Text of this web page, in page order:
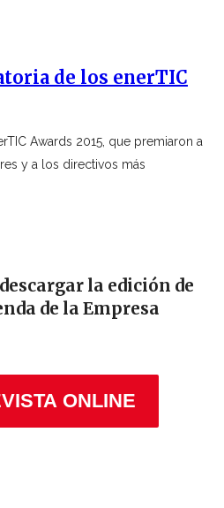
de los enerTIC
Awards 2015, que premiaron a
y a los directivos más
la edición de
de la Empresa
ONLINE